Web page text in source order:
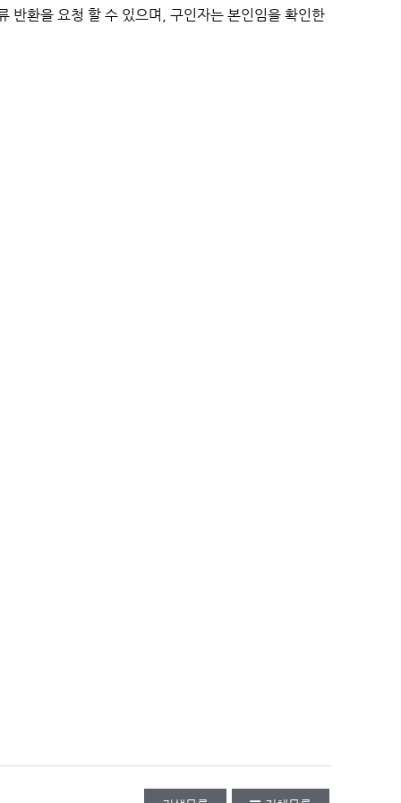
반환을 요청 할 수 있으며, 구인자는 본인임을 확인한